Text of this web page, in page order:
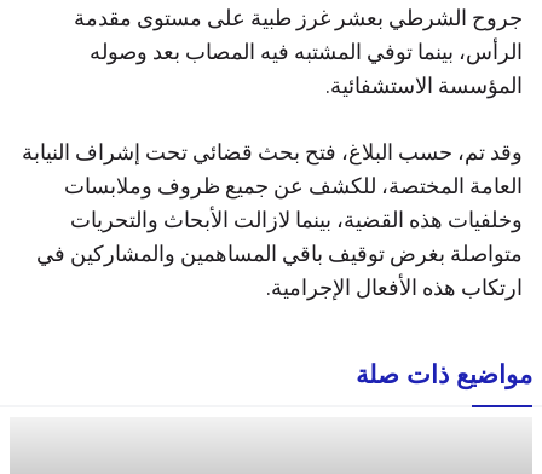
جروح الشرطي بعشر غرز طبية على مستوى مقدمة
الرأس، بينما توفي المشتبه فيه المصاب بعد وصوله
المؤسسة الاستشفائية.
وقد تم، حسب البلاغ، فتح بحث قضائي تحت إشراف النيابة
العامة المختصة، للكشف عن جميع ظروف وملابسات
وخلفيات هذه القضية، بينما لازالت الأبحاث والتحريات
متواصلة بغرض توقيف باقي المساهمين والمشاركين في
ارتكاب هذه الأفعال الإجرامية.
مواضيع ذات صلة